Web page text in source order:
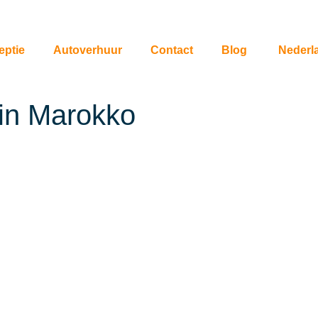
Autoverhuur Contact Blog
Marokko